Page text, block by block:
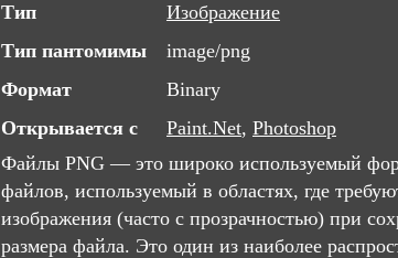
Тип
Изображение
Тип пантомимы
image/png
Формат
Binary
Открывается с
Paint.Net, Photoshop
Файлы PNG — это широко используемый
файлов, используемый в областях, где
изображения (часто с прозрачностью) при
размера файла. Это один из наиболее